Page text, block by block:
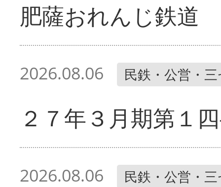
肥薩おれんじ鉄
2026.08.06 民鉄・公営・
２７年３月期第１
2026.08.06 民鉄・公営・